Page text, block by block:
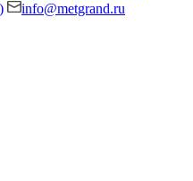
info@metgrand.ru